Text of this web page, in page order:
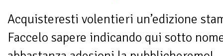
Acquisteresti volentieri un’edizione
Faccelo sapere indicando qui sotto